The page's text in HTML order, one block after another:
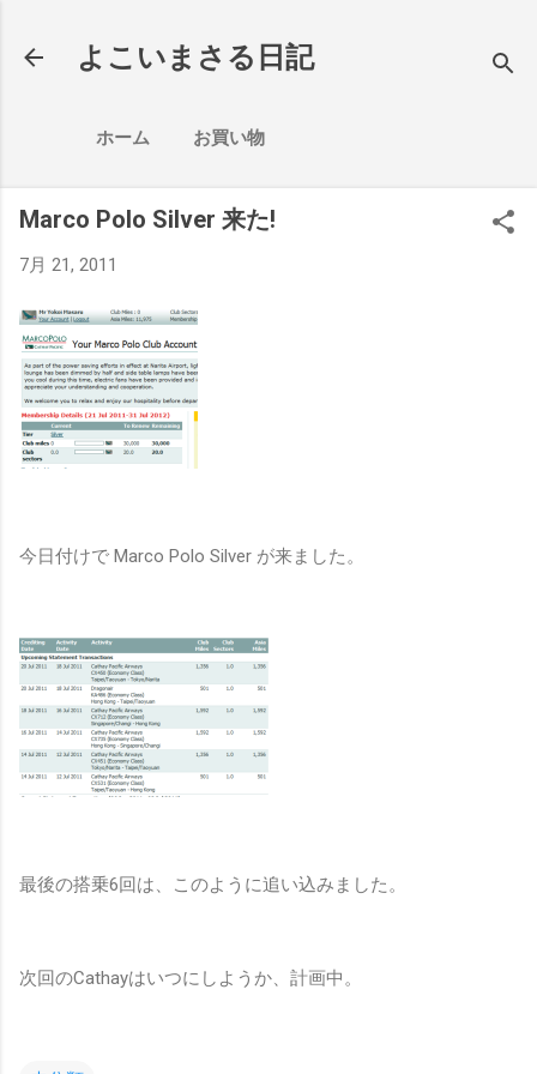
よこいまさる日記
ホーム お買い物
Marco Polo Silver 来た!
7月 21, 2011
今日付けで Marco Polo Silver が来ました。
最後の搭乗6回は、このように追い込みました。
次回のCathayはいつにしようか、計画中。